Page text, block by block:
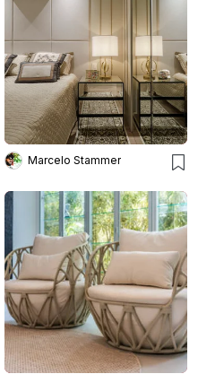
Marcelo Stammer